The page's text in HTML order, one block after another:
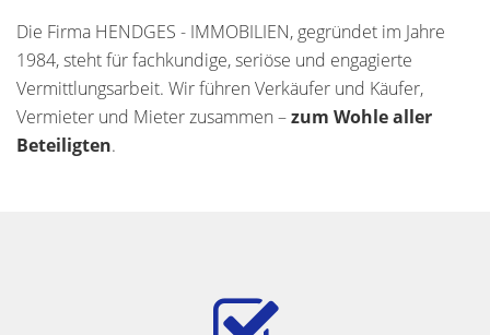
Die Firma HENDGES - IMMOBILIEN, gegründet im Jahre
1984, steht für fachkundige, seriöse und engagierte
Vermittlungsarbeit. Wir führen Verkäufer und Käufer,
Vermieter und Mieter zusammen –zum Wohle aller
Beteiligten.